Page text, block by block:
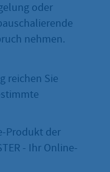
oder
nehmen.
reichen Sie
Produkt der
- Ihr Online-